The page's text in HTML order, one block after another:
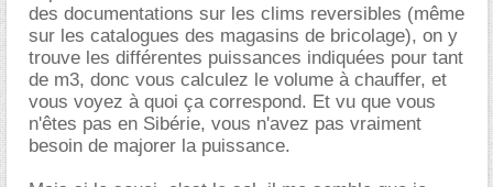
des documentations sur les clims reversibles (même
sur les catalogues des magasins de bricolage), on y
trouve les différentes puissances indiquées pour tant
de m3, donc vous calculez le volume à chauffer, et
vous voyez à quoi ça correspond. Et vu que vous
n'êtes pas en Sibérie, vous n'avez pas vraiment
besoin de majorer la puissance.